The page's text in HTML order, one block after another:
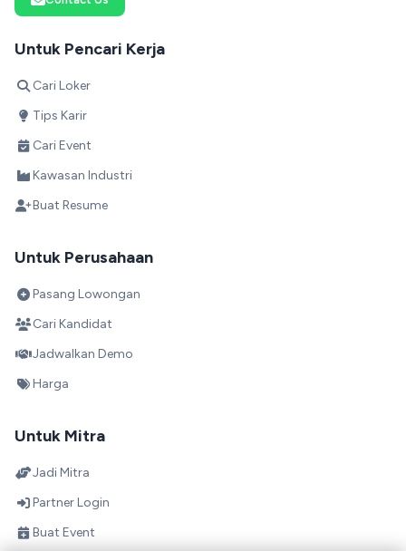
Untuk Pencari Kerja
Cari Loker
Tips Karir
Cari Event
Kawasan Industri
Buat Resume
Untuk Perusahaan
Pasang Lowongan
Cari Kandidat
Jadwalkan Demo
Harga
Untuk Mitra
Jadi Mitra
Partner Login
Buat Event